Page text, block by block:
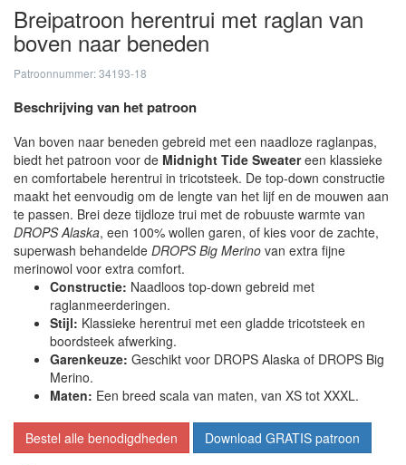
Breipatroon herentrui met raglan van
boven naar beneden
Patroonnummer: 34193-18
Beschrijving van het patroon
Van boven naar beneden gebreid met een naadloze raglanpas,
biedt het patroon voor de Midnight Tide Sweatereen klassieke
en comfortabele herentrui in tricotsteek. De top-down constructie
maakt het eenvoudig om de lengte van het lijf en de mouwen aan
te passen. Brei deze tijdloze trui met de robuuste warmte van
DROPS Alaska, een 100% wollen garen, of kies voor de zachte,
superwash behandelde DROPS Big Merino van extra fijne
merinowol voor extra comfort.
Constructie: Naadloos top-down gebreid met
raglanmeerderingen.
Stijl: Klassieke herentrui met een gladde tricotsteek en
boordsteek afwerking.
Garenkeuze: Geschikt voor DROPS Alaska of DROPS Big
Merino.
Maten: Een breed scala van maten, van XS tot XXXL.
Bestel alle benodigdheden Download GRATIS patroon